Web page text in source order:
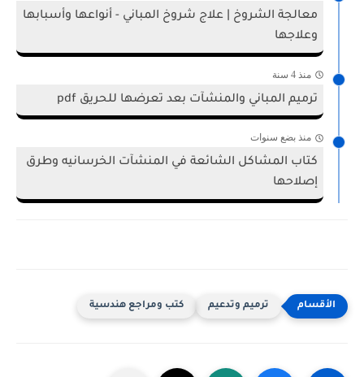
معالجة الشروخ | علاج شروخ المباني - أنواعها وأسبابها
وعلاجها
منذ 4 سنة
ترميم المباني والمنشآت بعد تعرضها للحريق pdf
منذ بضع سنوات
كتاب المشاكل الشائعة في المنشآت الخرسانيه وطرق
إصلاحها
ترميم وتدعيم كتب ومراجع هندسية